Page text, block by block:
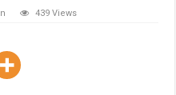
439 Views